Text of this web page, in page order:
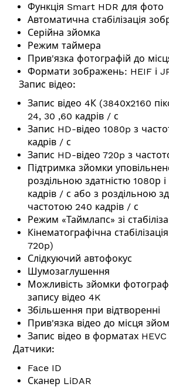
Функція Smart HDR для фото
Автоматична стабілізація
Серійна зйомка
Режим таймера
Прив'язка фотографій до
Формати зображень: HEIF і
Запис відео:
Запис відео 4К (3840х2160
24, 30 ,60 кадрів / с
Запис HD-відео 1080p з
кадрів / с
Запис HD-відео 720p з
Підтримка зйомки
роздільною здатністю 1080р
кадрів / с або з роздільною
частотою 240 кадрів / с
Режим «Таймлапс» зі
Кінематографічна
720p)
Слідкуючий автофокус
Шумозаглушення
Можливість зйомки
запису відео 4K
Збільшення при відтворенні
Прив'язка відео до місця
Запис відео в форматах HEVC
Датчики:
Face ID
Сканер LiDAR